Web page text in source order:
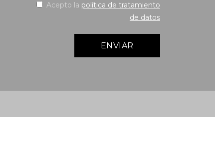
Acepto la política de tratamiento
de datos